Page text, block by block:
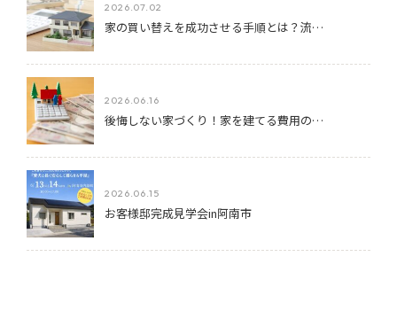
2026.07.02
家の買い替えを成功させる手順とは？流…
2026.06.16
後悔しない家づくり！家を建てる費用の…
2026.06.15
お客様邸完成見学会in阿南市